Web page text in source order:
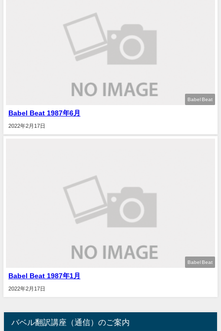
Babel Beat
Babel Beat 1987年6月
2022年2月17日
Babel Beat
Babel Beat 1987年1月
2022年2月17日
バベル翻訳講座（通信）のご案内